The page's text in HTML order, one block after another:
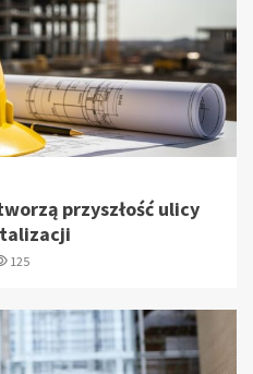
przyszłość ulicy
125